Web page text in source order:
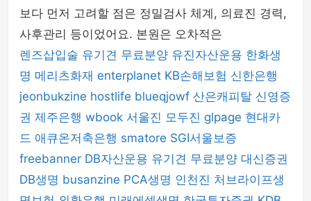
보다 먼저 고려할 점은 정밀검사 체계, 의료진 경력,
사후관리 등이었어요. 본원은 오차적은
렌즈삽입술 유기견 무료분양 유진자산운용 한화생
명 메리츠화재 enterplanet KB손해보험 신한은행
jeonbukzine hostlife blueqjowf 산은캐피탈 신영증
권 제주은행 wbook 서울진 모두진 glpage 현대카
드 애큐온저축은행 smatore SGI서울보증
freebanner DB자산운용 유기견 무료분양 대신증권
DB생명 busanzine PCA생명 인천진 처브라이프생